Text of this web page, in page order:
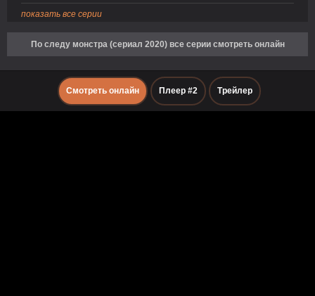
показать все серии
По следу монстра (сериал 2020) все серии смотреть онлайн
Смотреть онлайн Плеер #2 Трейлер